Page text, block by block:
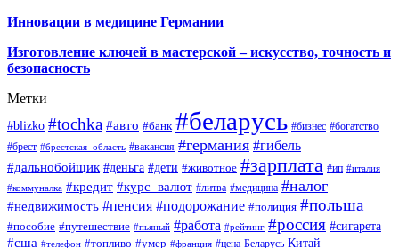
Инновации в медицине Германии
Изготовление ключей в мастерской – искусство, точность и
безопасность
Метки
#blizko #tochka #авто #банк #беларусь #бизнес #богатство
#брест #брестская_область #вакансия #германия #гибель
#дальнобойщик #деньга #дети #животное #зарплата #ип #италия
#коммуналка #кредит #курс_валют #литва #медицина #налог
#недвижимость #пенсия #подорожание #полиция #польша
#пособие #путешествие #пьяный #работа #рейтинг #россия #сигарета
#сша #телефон #топливо #умер #франция #цена Беларусь Китай